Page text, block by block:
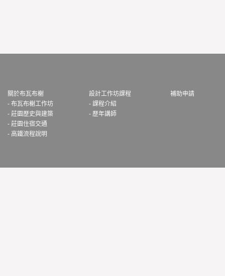
關於布瓦布榭
- 布瓦布榭工作坊
- 莊園歷史與建築
- 莊園住宿交通
- 高鐵流程說明
設計工作坊課程
- 課程介紹
- 歷年講師
補助申請